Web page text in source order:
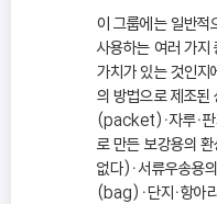
이 그룹에는 일반적
사용하는 여러 가지
가치가 있는 것인지
의 방법으로 제조
(packet)ㆍ자루ㆍ
로 만든 보강용의
없다)ㆍ서류우송용
(bag)ㆍ단지ㆍ항아